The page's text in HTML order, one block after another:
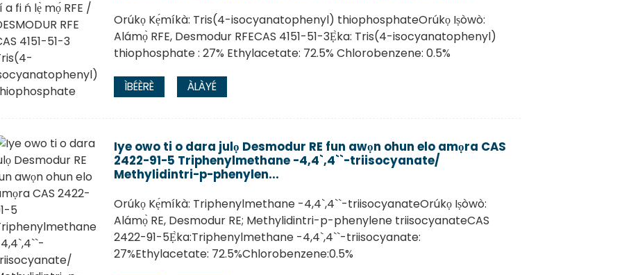
Orúkọ Kẹ́míkà: Tris(4-isocyanatophenyl) thiophosphateOrúkọ Iṣòwò:
Alámọ̀ RFE, Desmodur RFECAS 4151-51-3Ẹ̀ka: Tris(4-isocyanatophenyl)
thiophosphate : 27% Ethylacetate: 72.5% Chlorobenzene: 0.5%
ÌBÉÈRÈ ÀLÀYÉ
Iye owo ti o dara julọ Desmodur RE fun awọn ohun elo amọra CAS
2422-91-5 Triphenylmethane -4,4`,4``-triisocyanate/
Methylidintri-p-phenylen...
Orúkọ Kẹ́míkà: Triphenylmethane -4,4`,4``-triisocyanateOrúkọ Iṣòwò:
Alámọ̀ RE, Desmodur RE; Methylidintri-p-phenylene triisocyanateCAS
2422-91-5Ẹ̀ka:Triphenylmethane -4,4`,4``-triisocyanate:
27%Ethylacetate: 72.5%Chlorobenzene:0.5%